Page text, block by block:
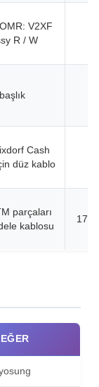
V2XF
R / W
Cash
düz kablo
parçaları
kablosu